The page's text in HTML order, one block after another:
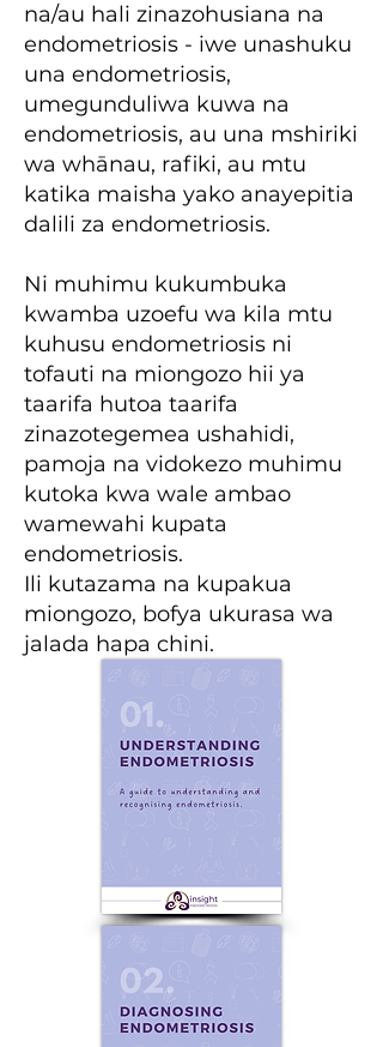
na/au hali zinazohusiana na
endometriosis - iwe unashuku
una endometriosis,
umegunduliwa kuwa na
endometriosis, au una mshiriki
wa whānau, rafiki, au mtu
katika maisha yako anayepitia
dalili za endometriosis.
Ni muhimu kukumbuka
kwamba uzoefu wa kila mtu
kuhusu endometriosis ni
tofauti na miongozo hii ya
taarifa hutoa taarifa
zinazotegemea ushahidi,
pamoja na vidokezo muhimu
kutoka kwa wale ambao
wamewahi kupata
endometriosis.
Ili kutazama na kupakua
miongozo, bofya ukurasa wa
jalada hapa chini.